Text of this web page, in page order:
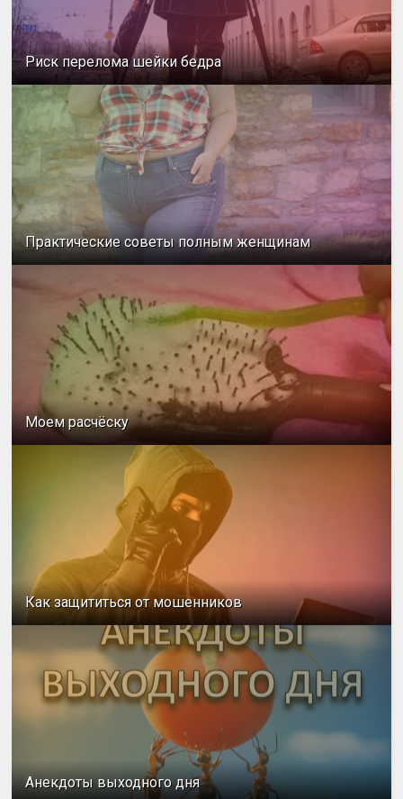
Риск перелома шейки бедра
Практические советы полным женщинам
Моем расчёску
Как защититься от мошенников
Анекдоты выходного дня